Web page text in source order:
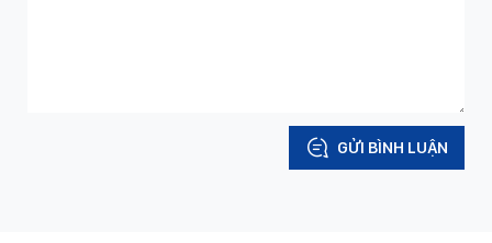
GỬI BÌNH LUẬN